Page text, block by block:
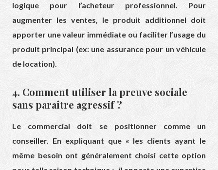
logique pour l’acheteur professionnel. Pour
augmenter les ventes, le produit additionnel doit
apporter une valeur immédiate ou faciliter l’usage du
produit principal (ex: une assurance pour un véhicule
de location).
4. Comment utiliser la preuve sociale
sans paraître agressif ?
Le commercial doit se positionner comme un
conseiller. En expliquant que « les clients ayant le
même besoin ont généralement choisi cette option